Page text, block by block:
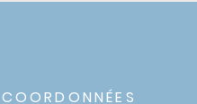
COORDONNÉES